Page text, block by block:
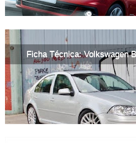
Ficha Técnica: Volkswagen